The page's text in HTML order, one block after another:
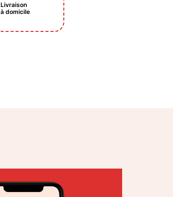
Livraison
à domicile